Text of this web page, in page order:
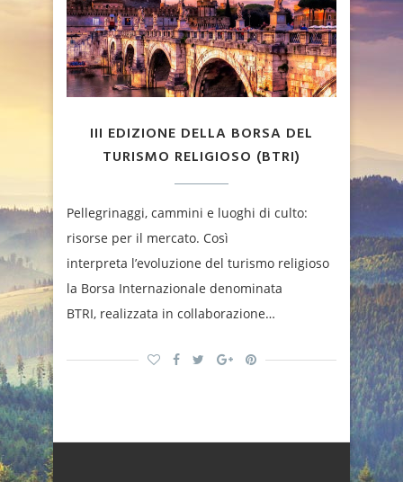
III EDIZIONE DELLA BORSA DEL
TURISMO RELIGIOSO (BTRI)
Pellegrinaggi, cammini e luoghi di culto:
risorse per il mercato. Così
interpreta l’evoluzione del turismo religioso
la Borsa Internazionale denominata
BTRI, realizzata in collaborazione…